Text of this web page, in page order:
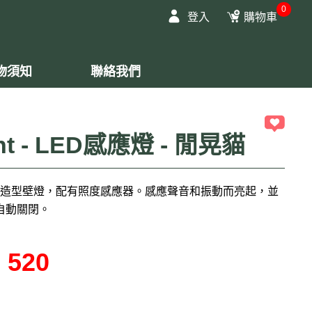
登入 購物車
0
須知 聯絡我們
- LED感應燈 - 閒晃貓
型壁燈，配有照度感應器。感應聲音和振動而亮起，並
動關閉。
520